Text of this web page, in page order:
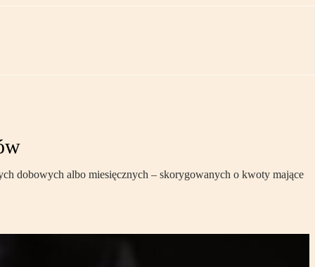
dobowych albo miesięcznych – skorygowanych o kwoty mające